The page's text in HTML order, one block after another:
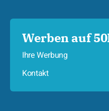
Werben auf
Ihre Werbung
Kontakt